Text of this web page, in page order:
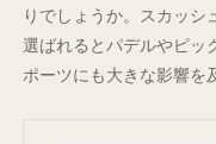
りでしょうか。スカッ
選ばれるとパデルやピッ
ポーツにも大きな影響を